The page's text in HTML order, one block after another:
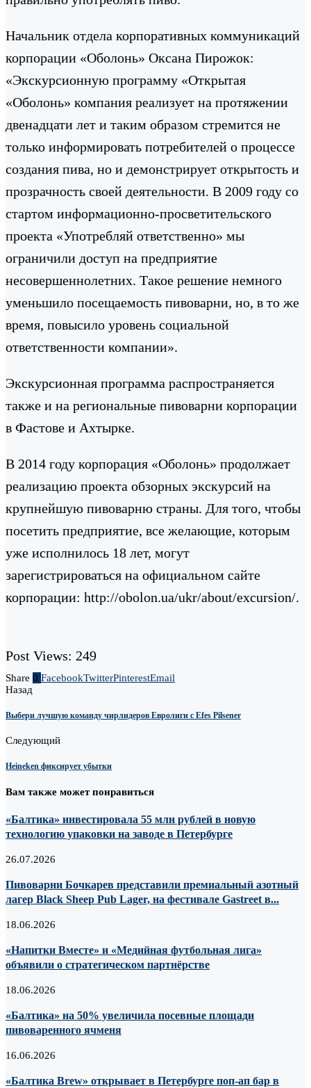
Начальник отдела корпоративных коммуникаций
корпорации «Оболонь» Оксана Пирожок:
«Экскурсионную программу «Открытая
«Оболонь» компания реализует на протяжении
двенадцати лет и таким образом стремится не
только информировать потребителей о процессе
создания пива, но и демонстрирует открытость и
прозрачность своей деятельности. В 2009 году со
стартом информационно-просветительского
проекта «Употребляй ответственно» мы
ограничили доступ на предприятие
несовершеннолетних. Такое решение немного
уменьшило посещаемость пивоварни, но, в то же
время, повысило уровень социальной
ответственности компании».
Экскурсионная программа распространяется
также и на региональные пивоварни корпорации
в Фастове и Ахтырке.
В 2014 году корпорация «Оболонь» продолжает
реализацию проекта обзорных экскурсий на
крупнейшую пивоварню страны. Для того, чтобы
посетить предприятие, все желающие, которым
уже исполнилось 18 лет, могут
зарегистрироваться на официальном сайте
корпорации: http://obolon.ua/ukr/about/excursion/.
Post Views: 249
Share 0 FacebookTwitterPinterestEmail
Назад
Выбери лучшую команду чирлидеров Евролиги с Efes Pilsener
Следующий
Heineken фиксирует убытки
Вам также может понравиться
«Балтика» инвестировала 55 млн рублей в новую
технологию упаковки на заводе в Петербурге
26.07.2026
Пивоварни Бочкарев представили премиальный азотный
лагер Black Sheep Pub Lager, на фестивале Gastreet в...
18.06.2026
«Напитки Вместе» и «Медийная футбольная лига»
объявили о стратегическом партнёрстве
18.06.2026
«Балтика» на 50% увеличила посевные площади
пивоваренного ячменя
16.06.2026
«Балтика Brew» открывает в Петербурге поп-ап бар в